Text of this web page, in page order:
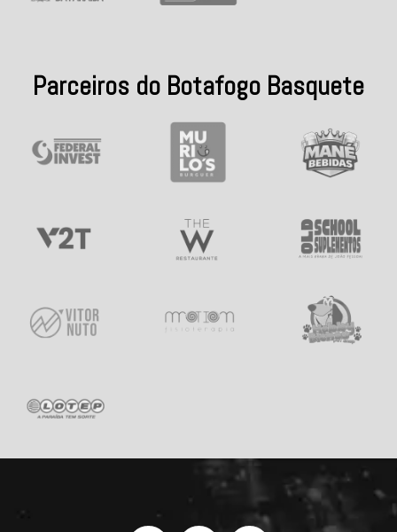
Parceiros do Botafogo Basquete